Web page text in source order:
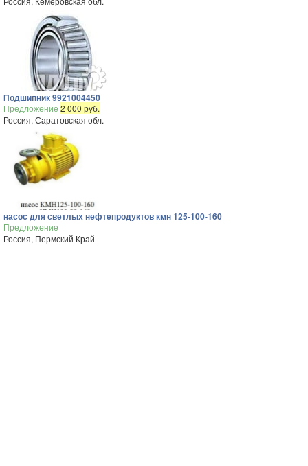
Подшипник 9921004450
Предложение 2 000 руб.
Россия, Саратовская обл.
насос для светлых нефтепродуктов кмн 125-100-160
Предложение
Россия, Пермский Край